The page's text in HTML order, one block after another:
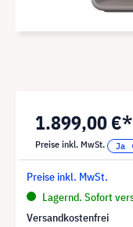
1.899,00 €*
Preise inkl. MwSt.
Preise inkl. MwSt.
Lagernd. Sofort
Versandkostenfrei